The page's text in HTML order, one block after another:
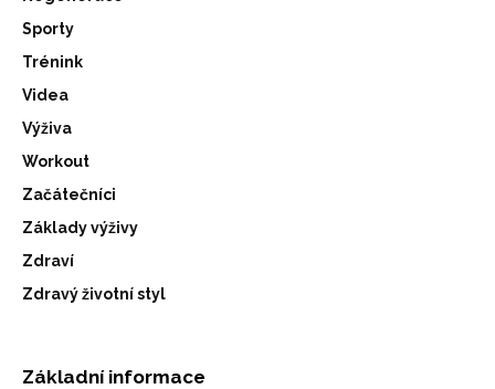
Sporty
Trénink
Videa
Výživa
Workout
Začátečníci
Základy výživy
Zdraví
Zdravý životní styl
Základní informace